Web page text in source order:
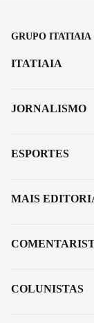
GRUPO ITATIAIA
ITATIAIA
JORNALISMO
ESPORTES
MAIS
COLUNISTAS